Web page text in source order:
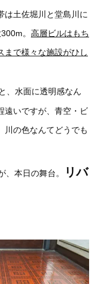
は土佐堀川と堂島川に
。 高層ビルはもち
まで様々な施設がひし
、水面に透明感なん
遠いですが、青空・ビ
川の色なんてどうでも
本日の舞台。 リバ